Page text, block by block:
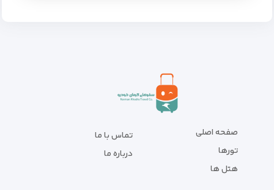
صفحه اصلی
تورها
هتل ها
تماس با ما
درباره ما